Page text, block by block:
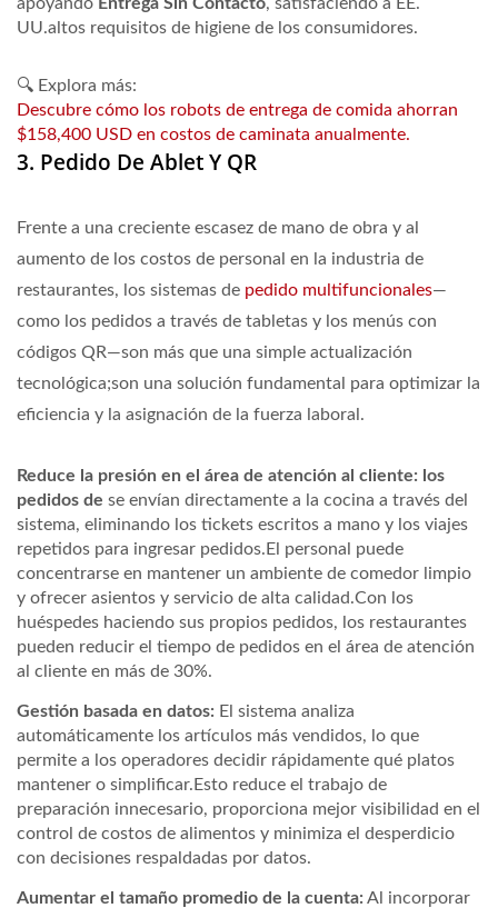
UU.altos requisitos de higiene de los consumidores.
🔍 Explora más:
Descubre cómo los robots de entrega de comida ahorran
$158,400 USD en costos de caminata anualmente.
3. Pedido De Ablet Y QR
Frente a una creciente escasez de mano de obra y al
aumento de los costos de personal en la industria de
restaurantes, los sistemas de pedido multifuncionales—
como los pedidos a través de tabletas y los menús con
códigos QR—son más que una simple actualización
tecnológica;son una solución fundamental para optimizar la
eficiencia y la asignación de la fuerza laboral.
Reduce la presión en el área de atención al cliente: los
pedidos de se envían directamente a la cocina a través del
sistema, eliminando los tickets escritos a mano y los viajes
repetidos para ingresar pedidos.El personal puede
concentrarse en mantener un ambiente de comedor limpio
y ofrecer asientos y servicio de alta calidad.Con los
huéspedes haciendo sus propios pedidos, los restaurantes
pueden reducir el tiempo de pedidos en el área de atención
al cliente en más de 30%.
Gestión basada en datos: El sistema analiza
automáticamente los artículos más vendidos, lo que
permite a los operadores decidir rápidamente qué platos
mantener o simplificar.Esto reduce el trabajo de
preparación innecesario, proporciona mejor visibilidad en el
control de costos de alimentos y minimiza el desperdicio
con decisiones respaldadas por datos.
Aumentar el tamaño promedio de la cuenta: Al incorporar